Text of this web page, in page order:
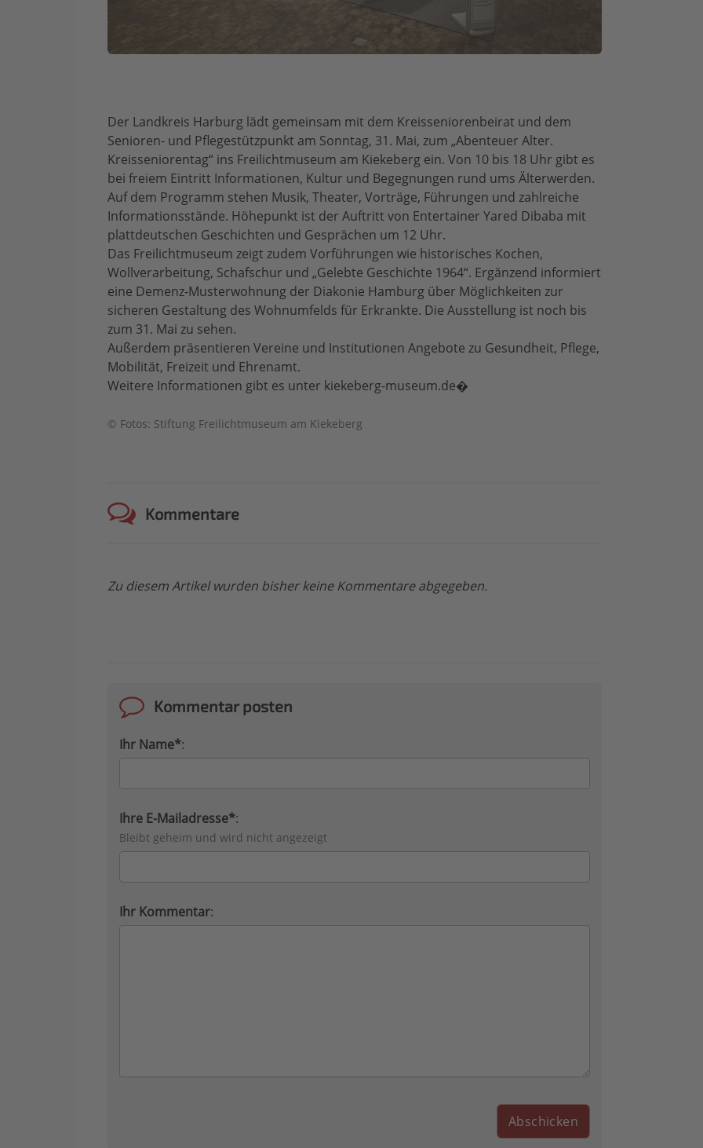
Der Landkreis Harburg lädt gemeinsam mit dem Kreisseniorenbeirat und dem
Senioren- und Pflegestützpunkt am Sonntag, 31. Mai, zum „Abenteuer Alter.
Kreisseniorentag“ ins Freilichtmuseum am Kiekeberg ein. Von 10 bis 18 Uhr gibt es
bei freiem Eintritt Informationen, Kultur und Begegnungen rund ums Älterwerden.
Auf dem Programm stehen Musik, Theater, Vorträge, Führungen und zahlreiche
Informationsstände. Höhepunkt ist der Auftritt von Entertainer Yared Dibaba mit
plattdeutschen Geschichten und Gesprächen um 12 Uhr.
Das Freilichtmuseum zeigt zudem Vorführungen wie historisches Kochen,
Wollverarbeitung, Schafschur und „Gelebte Geschichte 1964“. Ergänzend informiert
eine Demenz-Musterwohnung der Diakonie Hamburg über Möglichkeiten zur
sicheren Gestaltung des Wohnumfelds für Erkrankte. Die Ausstellung ist noch bis
zum 31. Mai zu sehen.
Außerdem präsentieren Vereine und Institutionen Angebote zu Gesundheit, Pflege,
Mobilität, Freizeit und Ehrenamt.
Weitere Informationen gibt es unter kiekeberg-museum.de⁠�
© Fotos: Stiftung Freilichtmuseum am Kiekeberg
Kommentare
Zu diesem Artikel wurden bisher keine Kommentare abgegeben.
Kommentar posten
Ihr Name*:
Ihre E-Mailadresse*:
Bleibt geheim und wird nicht angezeigt
Ihr Kommentar: